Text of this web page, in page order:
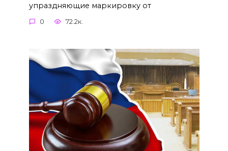
упраздняющие маркировку от
0 72.2к.